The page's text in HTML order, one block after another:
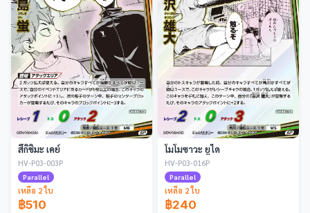
สึกิชิมะ เคย์
HV-P03-003P
Parallel
เหลือ 2 ใบ
฿510
โมโมซาวะ ยูได
HV-P03-016P
Parallel
เหลือ 2 ใบ
฿240